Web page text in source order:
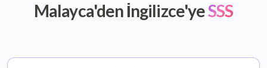
Malayca'den İngilizce'yeSSS